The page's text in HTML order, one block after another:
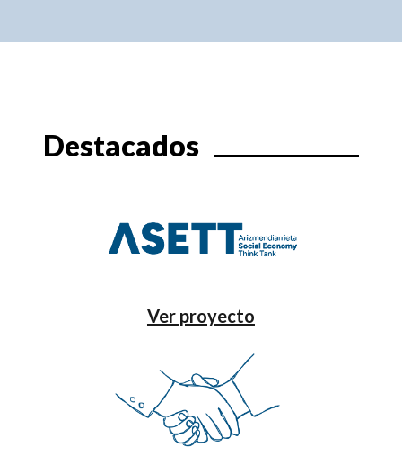
Destacados
Ver proyecto